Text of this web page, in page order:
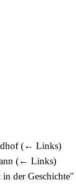
(← Links)
(← Links)
der Geschichte"